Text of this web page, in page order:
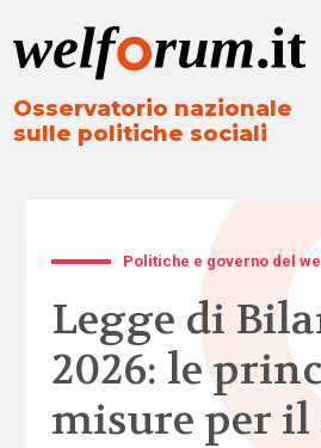
Osservatorio nazionale
sulle politiche sociali
Politiche e governo del
Legge di
2026: le
misure per il